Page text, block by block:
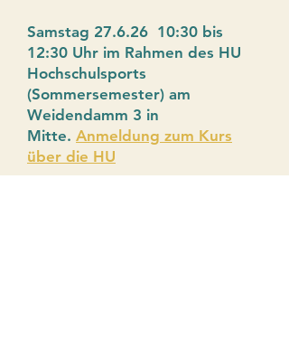
Samstag 27.6.26 10:30 bis
12:30 Uhr im Rahmen des HU
Hochschulsports
(Sommersemester) am
Weidendamm 3 in
Mitte. Anmeldung zum Kurs
über die HU